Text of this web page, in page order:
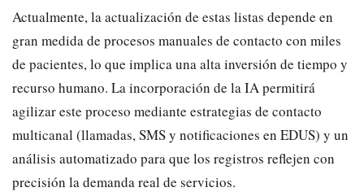
​Actualmente, la actualización de estas listas depende en
gran medida de procesos manuales de contacto con miles
de pacientes, lo que implica una alta inversión de tiempo y
recurso humano. La incorporación de la IA permitirá
agilizar este proceso mediante estrategias de contacto
multicanal (llamadas, SMS y notificaciones en EDUS) y un
análisis automatizado para que los registros reflejen con
precisión la demanda real de servicios.